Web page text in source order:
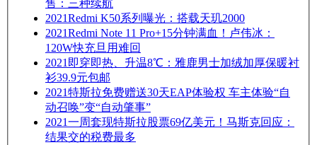
售：三种续航
2021Redmi K50系列曝光：搭载天玑2000
2021Redmi Note 11 Pro+15分钟满血！卢伟冰：
120W快充旦用难回
2021 即穿即热、升温8℃：雅鹿男士加绒加厚保暖衬
衫39.9元包邮
2021特斯拉免费赠送30天EAP体验权 车主体验“自
动召唤”变“自动肇事”
2021一周套现特斯拉股票69亿美元！马斯克回应：
结果交的税费最多